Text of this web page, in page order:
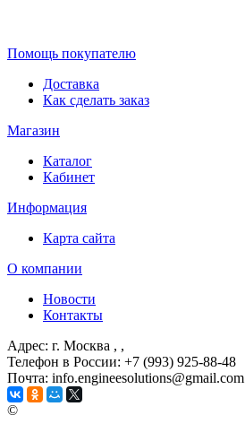
Помощь покупателю
Доставка
Как сделать заказ
Магазин
Каталог
Кабинет
Информация
Карта сайта
О компании
Новости
Контакты
Адрес: г. Москва , ,
Телефон в России: +7 (993) 925-88-48
Почта: info.engineesolutions@gmail.com
©